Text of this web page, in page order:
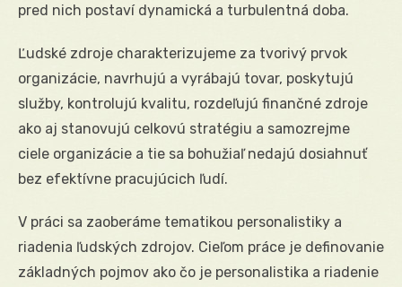
pred nich postaví dynamická a turbulentná doba.
Ľudské zdroje charakterizujeme za tvorivý prvok
organizácie, navrhujú a vyrábajú tovar, poskytujú
služby, kontrolujú kvalitu, rozdeľujú finančné zdroje
ako aj stanovujú celkovú stratégiu a samozrejme
ciele organizácie a tie sa bohužiaľ nedajú dosiahnuť
bez efektívne pracujúcich ľudí.
V práci sa zaoberáme tematikou personalistiky a
riadenia ľudských zdrojov. Cieľom práce je definovanie
základných pojmov ako čo je personalistika a riadenie